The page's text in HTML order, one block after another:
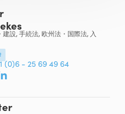
建設, 手続法, 欧州法・国際法, 入
(0)6 - 25 69 49 64